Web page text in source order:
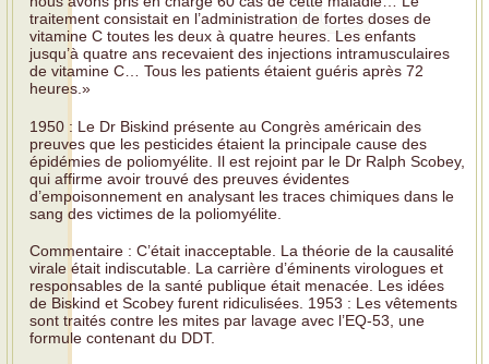
traitement consistait en l’administration de fortes doses de
vitamine C toutes les deux à quatre heures. Les enfants
jusqu’à quatre ans recevaient des injections intramusculaires
de vitamine C… Tous les patients étaient guéris après 72
heures.»
1950 : Le Dr Biskind présente au Congrès américain des
preuves que les pesticides étaient la principale cause des
épidémies de poliomyélite. Il est rejoint par le Dr Ralph Scobey,
qui affirme avoir trouvé des preuves évidentes
d’empoisonnement en analysant les traces chimiques dans le
sang des victimes de la poliomyélite.
Commentaire : C’était inacceptable. La théorie de la causalité
virale était indiscutable. La carrière d’éminents virologues et
responsables de la santé publique était menacée. Les idées
de Biskind et Scobey furent ridiculisées. 1953 : Les vêtements
sont traités contre les mites par lavage avec l’EQ-53, une
formule contenant du DDT.